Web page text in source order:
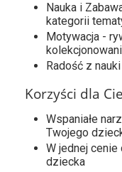
Nauka i
kategorii
Motywacja -
Radość z
Korzyści dla
Wspaniałe
Twojego
W jednej
dziecka